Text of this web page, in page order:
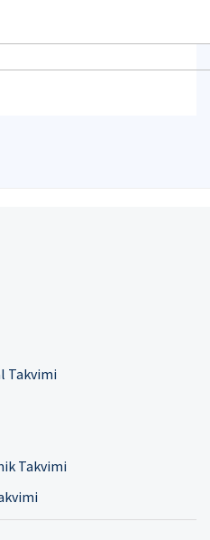
Takvimi
Takvimi